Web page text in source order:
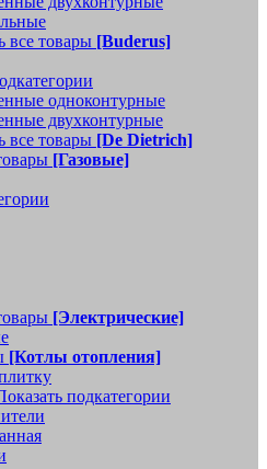
все товары [Buderus]
одноконтурные
двухконтурные
все товары [De Dietrich]
[Газовые]
[Электрические]
[Котлы отопления]
подкатегории